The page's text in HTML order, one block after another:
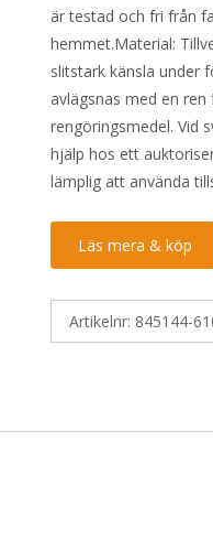
är testad och fri från
hemmet.Material:
slitstark känsla under
avlägsnas med en
rengöringsmedel. Vid
hjälp hos ett
lämplig att använda
Läs mera & köp
Artikelnr: 845144-